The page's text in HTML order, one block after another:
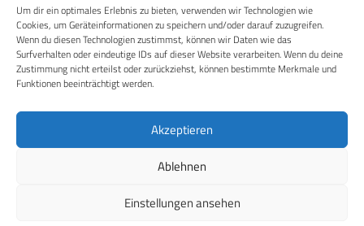
Um dir ein optimales Erlebnis zu bieten, verwenden wir Technologien wie
Cookies, um Geräteinformationen zu speichern und/oder darauf zuzugreifen.
Wenn du diesen Technologien zustimmst, können wir Daten wie das
Surfverhalten oder eindeutige IDs auf dieser Website verarbeiten. Wenn du deine
Zustimmung nicht erteilst oder zurückziehst, können bestimmte Merkmale und
Funktionen beeinträchtigt werden.
Akzeptieren
Ablehnen
Einstellungen ansehen
RECHTLICHES
Datenschutzerklärung
Cookie-Richtlinie (EU)